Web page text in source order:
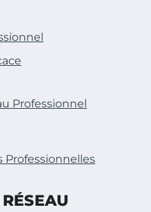
Professionnel
Professionnelles